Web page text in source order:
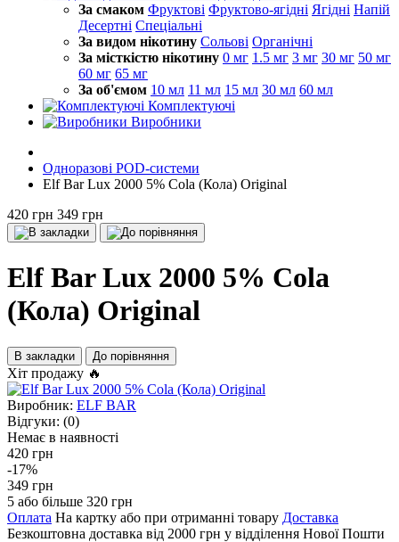
За смаком Фруктові Фруктово-ягідні Ягідні Напій
Десертні Спеціальні
За видом нікотину Сольові Органічні
За місткістю нікотину 0 мг 1.5 мг 3 мг 30 мг 50 мг
60 мг 65 мг
За об'ємом 10 мл 11 мл 15 мл 30 мл 60 мл
Комплектуючі
Виробники
Одноразові POD-системи
Elf Bar Lux 2000 5% Cola (Кола) Original
420 грн 349 грн
Elf Bar Lux 2000 5% Cola
(Кола) Original
В закладки До порівняння
Хіт продажу 🔥
Виробник: ELF BAR
Відгуки: (0)
Немає в наявності
420 грн
-17%
349 грн
5 або більше 320 грн
Оплата На картку або при отриманні товару Доставка
Безкоштовна доставка від 2000 грн у відділення Нової Пошти